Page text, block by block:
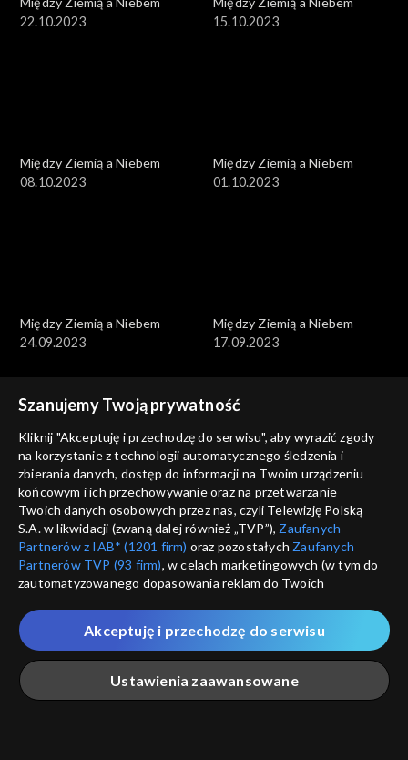
22.10.2023
15.10.2023
Między Ziemią a Niebem
08.10.2023
Między Ziemią a Niebem
01.10.2023
Między Ziemią a Niebem
24.09.2023
Między Ziemią a Niebem
17.09.2023
Między Ziemią a Niebem
03.09.2023
Między Ziemią a Niebem
27.08.2023
Między Ziemią a Niebem
20.08.2023
Między Ziemią a Niebem
13.08.2023
Szanujemy Twoją prywatność
Kliknij "Akceptuję i przechodzę do serwisu", aby wyrazić zgody
na korzystanie z technologii automatycznego śledzenia i
zbierania danych, dostęp do informacji na Twoim urządzeniu
końcowym i ich przechowywanie oraz na przetwarzanie
Twoich danych osobowych przez nas, czyli Telewizję Polską
S.A. w likwidacji (zwaną dalej również „TVP”), Zaufanych
Partnerów z IAB* (1201 firm) oraz pozostałych Zaufanych
Partnerów TVP (93 firm), w celach marketingowych (w tym do
zautomatyzowanego dopasowania reklam do Twoich
które wskazujemy poniżej, a także zgody na udostępnianie
przez nas identyfikatora PPID do Google.
Twoje dane osobowe zbierane podczas odwiedzania przez
Ciebie naszych
poszczególnych serwisówzwanych dalej
„Portalem”, w tym informacje zapisywane za pomocą
Ustawienia zaawansowane
Akceptuję i przechodzę do serwisu